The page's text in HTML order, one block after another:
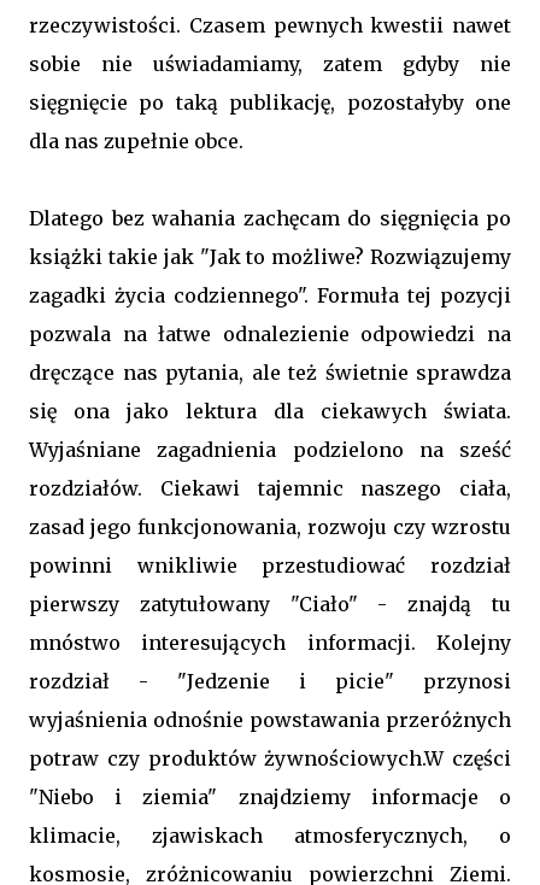
rzeczywistości. Czasem pewnych kwestii nawet
sobie nie uświadamiamy, zatem gdyby nie
sięgnięcie po taką publikację, pozostałyby one
dla nas zupełnie obce.
Dlatego bez wahania zachęcam do sięgnięcia po
książki takie jak "Jak to możliwe? Rozwiązujemy
zagadki życia codziennego". Formuła tej pozycji
pozwala na łatwe odnalezienie odpowiedzi na
dręczące nas pytania, ale też świetnie sprawdza
się ona jako lektura dla ciekawych świata.
Wyjaśniane zagadnienia podzielono na sześć
rozdziałów. Ciekawi tajemnic naszego ciała,
zasad jego funkcjonowania, rozwoju czy wzrostu
powinni wnikliwie przestudiować rozdział
pierwszy zatytułowany "Ciało" - znajdą tu
mnóstwo interesujących informacji. Kolejny
rozdział - "Jedzenie i picie" przynosi
wyjaśnienia odnośnie powstawania przeróżnych
potraw czy produktów żywnościowych.W części
"Niebo i ziemia" znajdziemy informacje o
klimacie, zjawiskach atmosferycznych, o
kosmosie, zróżnicowaniu powierzchni Ziemi.